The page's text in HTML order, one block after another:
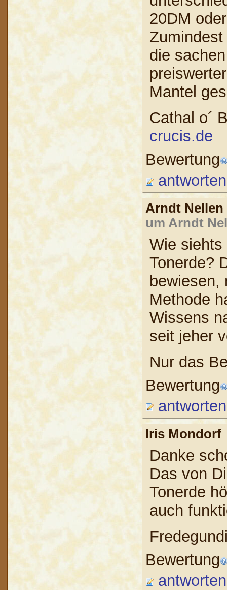
20DM
die
Mantel
Cathal o´
crucis.de
Bewertung
antworten
Arndt
um Arndt
Wie
Tonerde?
bewiesen,
Methode
Wissens
seit jeher
Nur das
Bewertung
antworten
Iris
Danke
Das von
Tonerde
auch
Bewertung
antworten